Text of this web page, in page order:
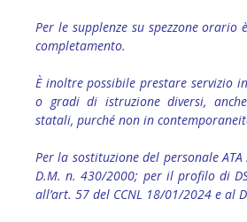
Per le supplenze su spezzone
completamento.
È inoltre possibile prestare servizio
o gradi di istruzione diversi,
statali, purché non in
Per la sostituzione del personale
D.M. n. 430/2000; per il profilo di
all’art. 57 del CCNL 18/01/2024 e al